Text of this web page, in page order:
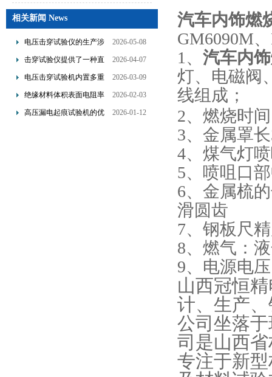
相关新闻 News
电压击穿试验仪的生产涉
及了多个技术领域的整合
2026-05-08
击穿试验仪提供了一种直
观且量化的评估手段
2026-04-07
电压击穿试验机内置多重
保护机制可避免操作风险
2026-03-09
绝缘材料体积表面电阻率
测试仪是基于欧姆定律设
2026-02-03
高压漏电起痕试验机的优
2026-01-12
汽车内饰燃
GM6090M、
1 、 汽车内
灯、电磁阀
线组成；
2、燃烧时
3、金属罩长
4、煤气灯
5、喷咀口
6、金属梳
滑圆齿
7、钢板尺
8、燃气：
9、电源电
山西冠恒
计、生产
公司坐落
司是山西
专注于新